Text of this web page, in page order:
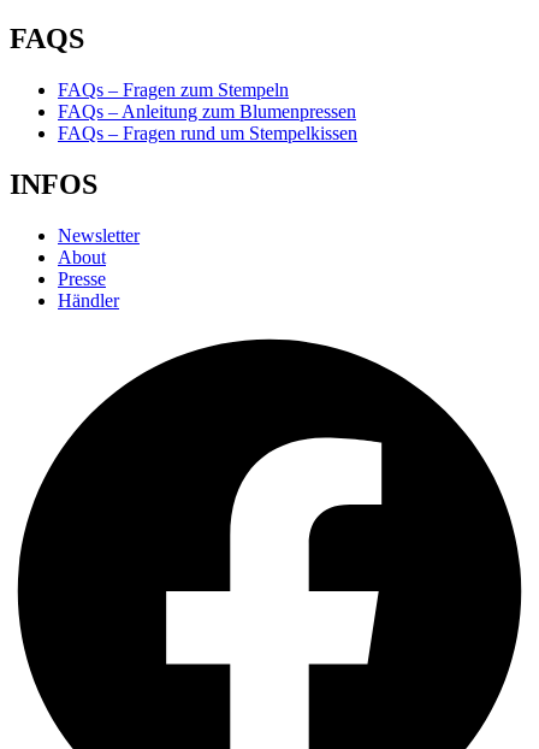
FAQS
FAQs – Fragen zum Stempeln
FAQs – Anleitung zum Blumenpressen
FAQs – Fragen rund um Stempelkissen
INFOS
Newsletter
About
Presse
Händler